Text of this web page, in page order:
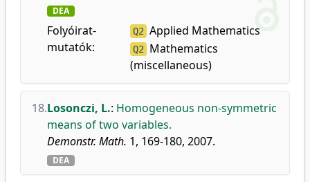
DEA
Folyóirat-
mutatók:
Q2 Applied Mathematics
Q2
Mathematics
(miscellaneous)
18.Losonczi, L.: Homogeneous non-symmetric
means of two variables.
Demonstr. Math. 1, 169-180, 2007.
DEA